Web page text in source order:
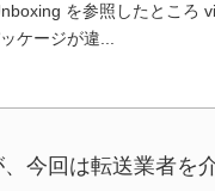
を参照したところ
ケージが違...
今回は転送業者を